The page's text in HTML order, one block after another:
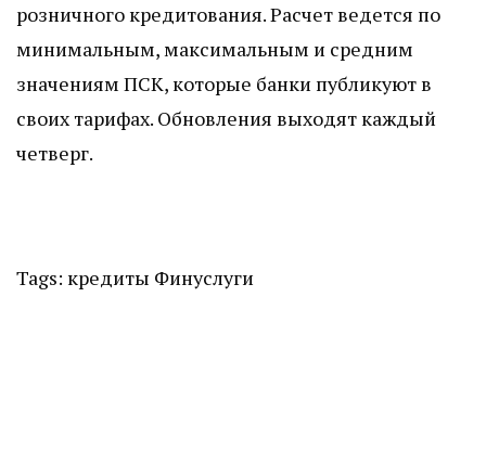
розничного кредитования. Расчет ведется по
минимальным, максимальным и средним
значениям ПСК, которые банки публикуют в
своих тарифах. Обновления выходят каждый
четверг.
Tags: кредиты Финуслуги